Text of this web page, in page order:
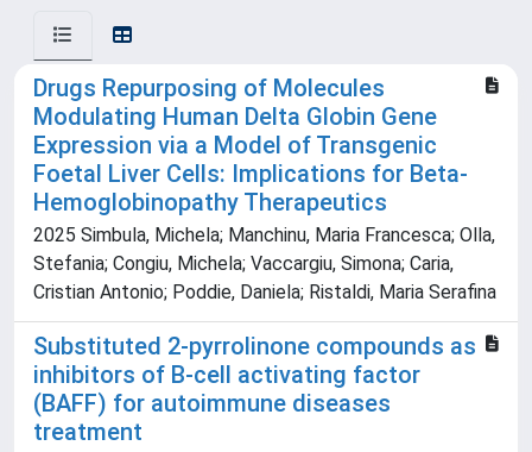
Drugs Repurposing of Molecules
Modulating Human Delta Globin Gene
Expression via a Model of Transgenic
Foetal Liver Cells: Implications for Beta-
Hemoglobinopathy Therapeutics
2025 Simbula, Michela; Manchinu, Maria Francesca; Olla,
Stefania; Congiu, Michela; Vaccargiu, Simona; Caria,
Cristian Antonio; Poddie, Daniela; Ristaldi, Maria Serafina
Substituted 2-pyrrolinone compounds as
inhibitors of B-cell activating factor
(BAFF) for autoimmune diseases
treatment